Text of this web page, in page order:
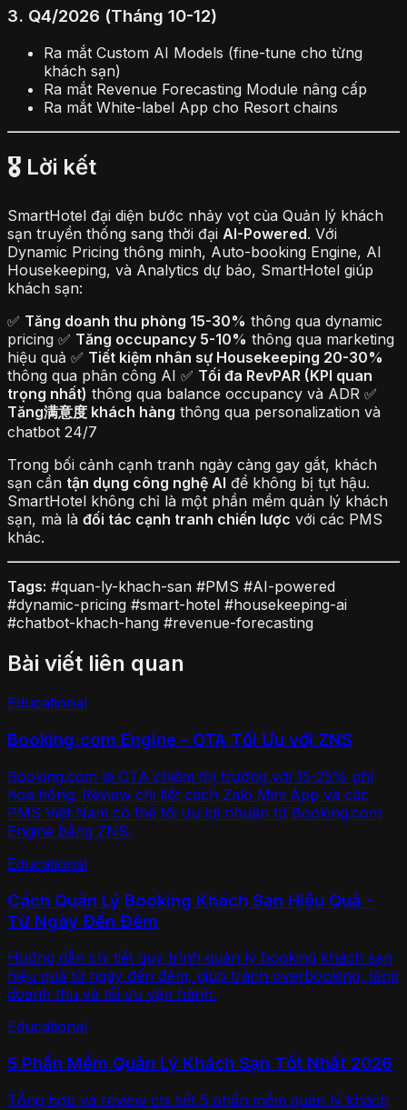
3. Q4/2026 (Tháng 10-12)
Ra mắt Custom AI Models (fine-tune cho từng
khách sạn)
Ra mắt Revenue Forecasting Module nâng cấp
Ra mắt White-label App cho Resort chains
🎖 Lời kết
SmartHotel đại diện bước nhảy vọt của Quản lý khách
sạn truyền thống sang thời đại AI-Powered. Với
Dynamic Pricing thông minh, Auto-booking Engine, AI
Housekeeping, và Analytics dự báo, SmartHotel giúp
khách sạn:
✅ Tăng doanh thu phòng 15-30% thông qua dynamic
pricing ✅ Tăng occupancy 5-10% thông qua marketing
hiệu quả ✅ Tiết kiệm nhân sự Housekeeping 20-30%
thông qua phân công AI ✅ Tối đa RevPAR (KPI quan
trọng nhất) thông qua balance occupancy và ADR ✅
Tăng满意度 khách hàng thông qua personalization và
chatbot 24/7
Trong bối cảnh cạnh tranh ngày càng gay gắt, khách
sạn cần tận dụng công nghệ AI để không bị tụt hậu.
SmartHotel không chỉ là một phần mềm quản lý khách
sạn, mà là đối tác cạnh tranh chiến lược với các PMS
khác.
Tags: #quan-ly-khach-san #PMS #AI-powered
#dynamic-pricing #smart-hotel #housekeeping-ai
#chatbot-khach-hang #revenue-forecasting
Bài viết liên quan
Educational
Booking.com Engine - OTA Tối Ưu với ZNS
Booking.com là OTA chiếm thị trường với 15-25% phí
hoa hồng. Review chi tiết cách Zalo Mini App và các
PMS Việt Nam có thể tối ưu lợi nhuận từ Booking.com
Engine bằng ZNS.
Educational
Cách Quản Lý Booking Khách Sạn Hiệu Quả -
Từ Ngày Đến Đêm
Hướng dẫn chi tiết quy trình quản lý booking khách sạn
hiệu quả từ ngày đến đêm, giúp tránh overbooking, tăng
doanh thu và tối ưu vận hành.
Educational
5 Phần Mềm Quản Lý Khách Sạn Tốt Nhất 2026
Tổng hợp và review chi tiết 5 phần mềm quản lý khách